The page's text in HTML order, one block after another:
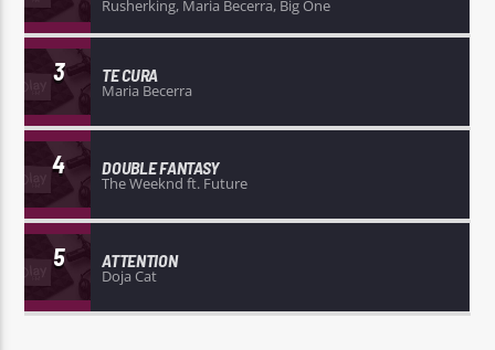
Rusherking, Maria Becerra, Big One
3 TE CURA
Maria Becerra
4 DOUBLE FANTASY
The Weeknd ft. Future
5 ATTENTION
Doja Cat